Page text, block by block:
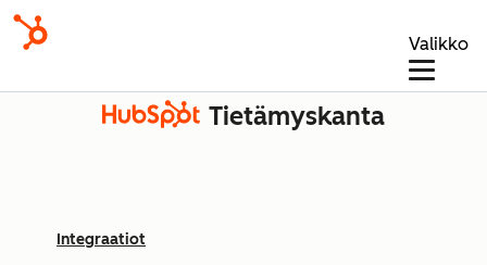
Valikko
Tietämyskanta
Integraatiot